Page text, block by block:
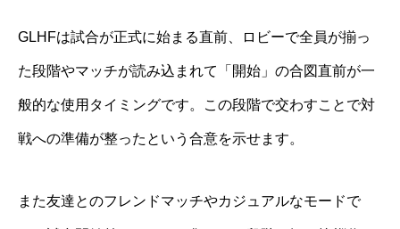
GLHFは試合が正式に始まる直前、ロビーで全員が揃っ
た段階やマッチが読み込まれて「開始」の合図直前が一
般的な使用タイミングです。この段階で交わすことで対
戦への準備が整ったという合意を示せます。
また友達とのフレンドマッチやカジュアルなモードで